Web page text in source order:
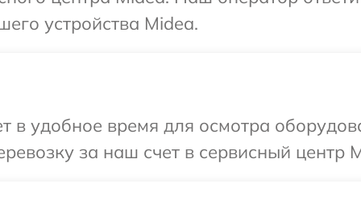
устройства Midea.
в удобное время для осмотра
за наш счет в сервисный центр